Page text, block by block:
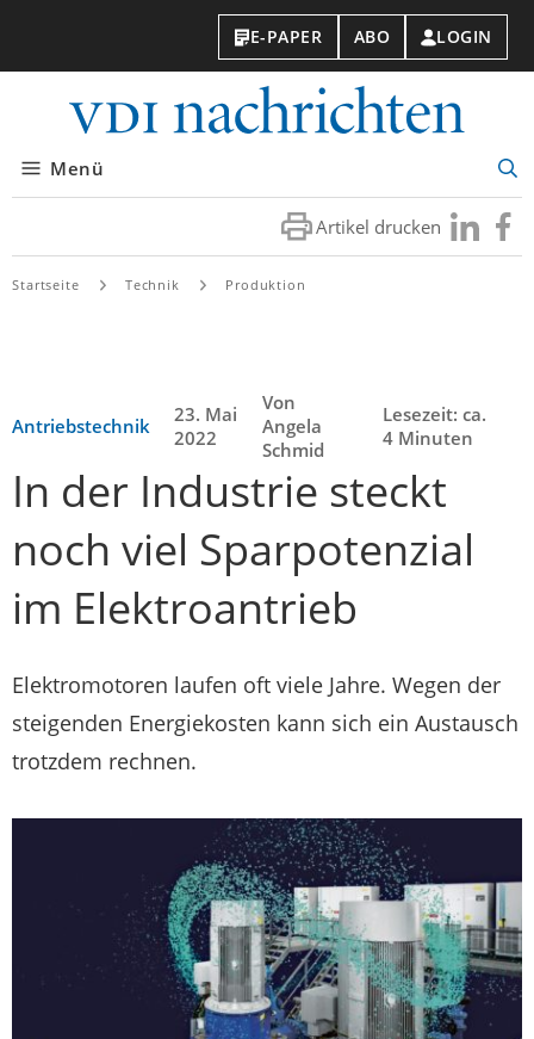
E-PAPER ABO LOGIN
Menü
Artikel drucken Besuchen
Sie
Sie
Startseite Technik Produktion
Antriebstechnik
23. Mai
2022
Von
Angela
Schmid
Lesezeit: ca.
4 Minuten
In der Industrie steckt
noch viel Sparpotenzial
im Elektroantrieb
Elektromotoren laufen oft viele Jahre. Wegen der
steigenden Energiekosten kann sich ein Austausch
trotzdem rechnen.